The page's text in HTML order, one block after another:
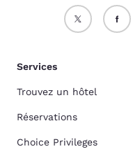
Services
Trouvez un hôtel
Réservations
Choice Privileges